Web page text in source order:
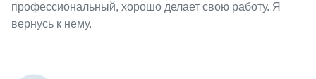
профессиональный, хорошо делает свою работу. Я
вернусь к нему.